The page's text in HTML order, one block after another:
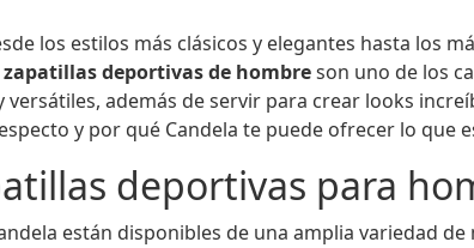
los estilos más clásicos y elegantes hasta los
zapatillas deportivas de hombreson uno de los
además de servir para crear looks
y por qué Candela te puede ofrecer lo que
deportivas para
están disponibles de una amplia variedad